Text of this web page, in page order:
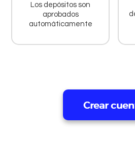
Los depósitos son
aprobados
automáticamente
Crear